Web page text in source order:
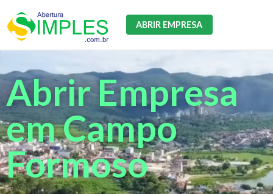
ABRIR EMPRESA
Abrir Empresa
em Campo
Formoso